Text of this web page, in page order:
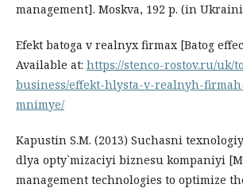
management]. Moskva, 192 p. (in
Efekt batoga v realnyx firmax [Batog
Available at: https://stenco-rostov.ru/uk/
business/effekt-hlysta-v-realnyh-
mnimye/
Kapustin S.M. (2013) Suchasni
dlya opty`mizaciyi biznesu kompaniyi
management technologies to optimize